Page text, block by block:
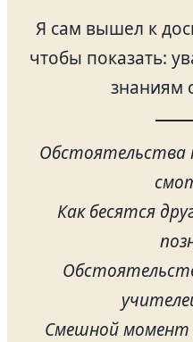
Я сам вышел к
чтобы показать:
знаниям
Обстоятельства
Как бесятся
Смешной момент